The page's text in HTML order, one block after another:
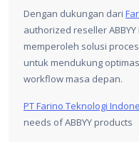
Dengan dukungan dari
authorized reseller
memperoleh solusi
untuk mendukung
workflow masa depan.
PT Farino Teknologi
needs of ABBYY products